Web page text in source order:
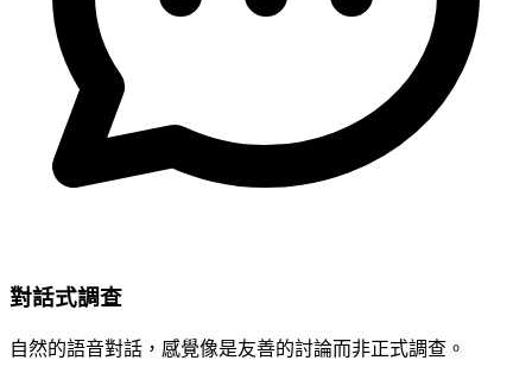
對話式調查
自然的語音對話，感覺像是友善的討論而非正式調查。